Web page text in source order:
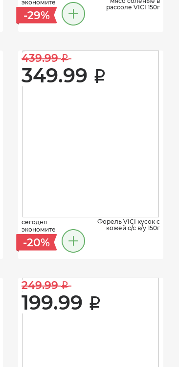
экономите
-29%
рассоле VICI 150г
439.99 i
349.99 i
сегодня
экономите
-20%
Форель VICI кусок с
кожей с/с в/у 150г
249.99 i
199.99 i